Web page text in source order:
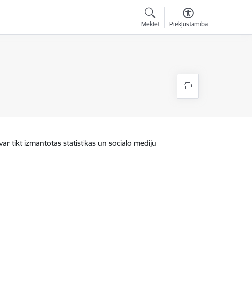
Meklēt Piekļūstamība
tikt izmantotas statistikas un sociālo mediju